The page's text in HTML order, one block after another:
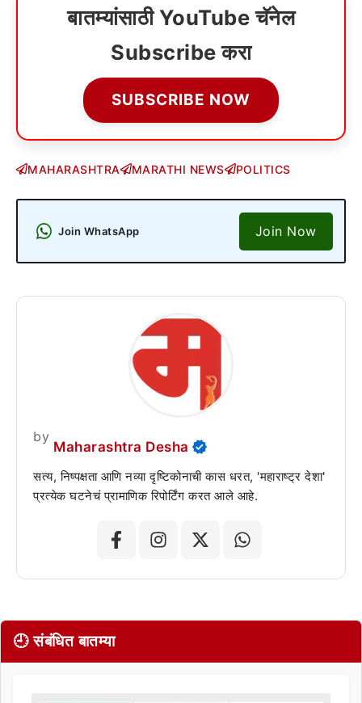
बातम्यांसाठी YouTube चॅनेल
Subscribe करा
SUBSCRIBE NOW
MAHARASHTRA MARATHI NEWS POLITICS
Join WhatsApp Join Now
by
Maharashtra Desha
सत्य, निष्पक्षता आणि नव्या दृष्टिकोनाची कास धरत, 'महाराष्ट्र देशा'
प्रत्येक घटनेचं प्रामाणिक रिपोर्टिंग करत आले आहे.
🕘 संबंधित बातम्या